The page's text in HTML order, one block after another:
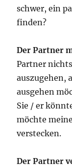
schwer, ein
finden?
Der Partner
Partner
auszugehen,
ausgehen
Sie / er
möchte
verstecken.
Der Partner